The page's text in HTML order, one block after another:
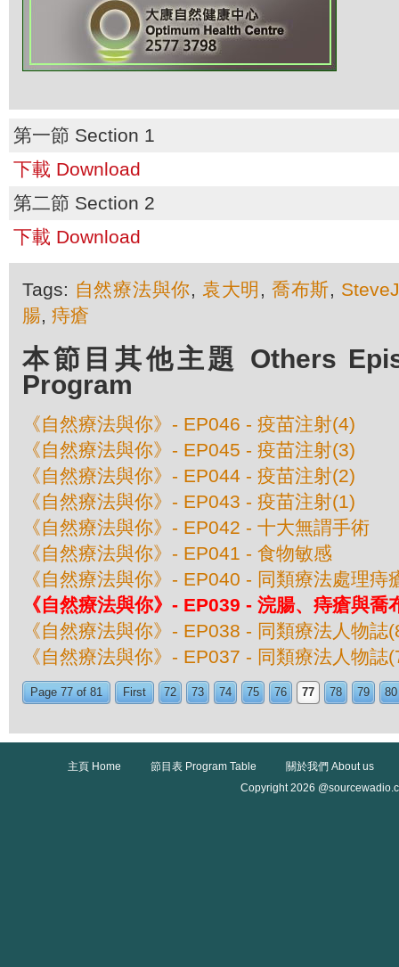
第一節 Section 1
下載 Download
第二節 Section 2
下載 Download
Tags: 自然療法與你, 袁大明 , 喬布斯,
腸, 痔瘡
本節目其他主題 Others
Program
《自然療法與你》- EP046 - 疫苗注射(4)
《自然療法與你》- EP045 - 疫苗注射(3)
《自然療法與你》- EP044 - 疫苗注射(2)
《自然療法與你》- EP043 - 疫苗注射(1)
《自然療法與你》- EP042 - 十大無謂手術
《自然療法與你》- EP041 - 食物敏感
《自然療法與你》- EP040 - 同類療法處理痔
《自然療法與你》- EP039 - 浣腸、痔瘡與喬
《自然療法與你》- EP038 - 同類療法人物誌
《自然療法與你》- EP037 - 同類療法人物誌
Page 77 of 81 First 72 73 74 75 76 77 78 79 80
主頁 Home 節目表 Program Table
關於我們 About us
Copyright 2026